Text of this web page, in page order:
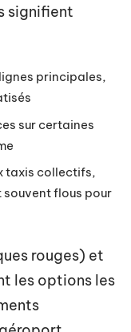
signifient
principales,
sur certaines
taxis collectifs,
flous pour
rouges) et
les options les